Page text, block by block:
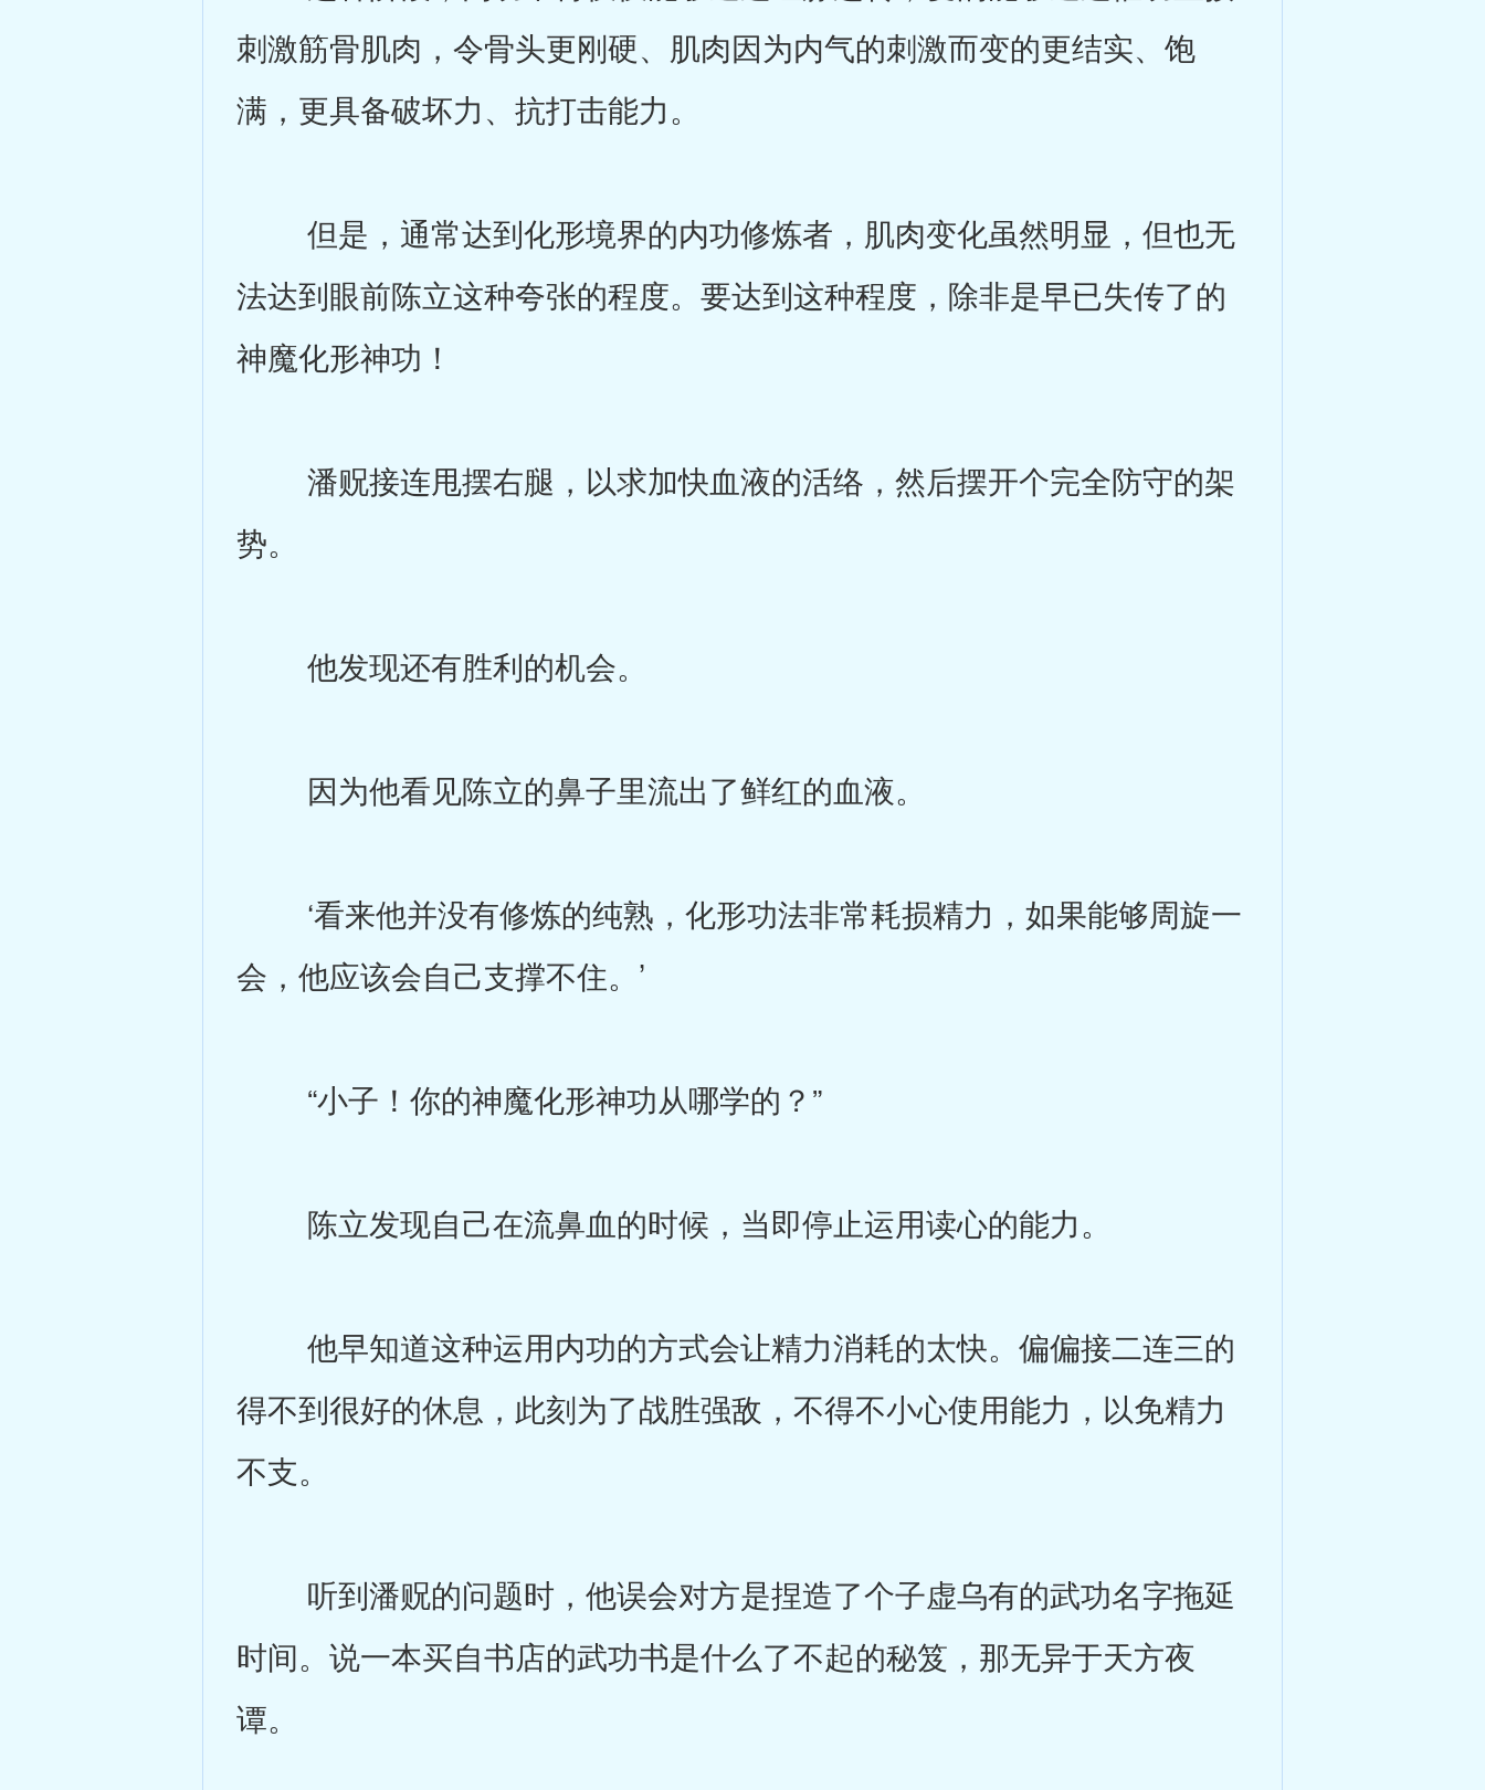
刺激筋骨肌肉，令骨头更刚硬、肌肉因为内气的刺激而变的更结实、饱
满，更具备破坏力、抗打击能力。
但是，通常达到化形境界的内功修炼者，肌肉变化虽然明显，但也无
法达到眼前陈立这种夸张的程度。要达到这种程度，除非是早已失传了的
神魔化形神功！
潘贶接连甩摆右腿，以求加快血液的活络，然后摆开个完全防守的架
势。
他发现还有胜利的机会。
因为他看见陈立的鼻子里流出了鲜红的血液。
‘看来他并没有修炼的纯熟，化形功法非常耗损精力，如果能够周旋一
会，他应该会自己支撑不住。’
“小子！你的神魔化形神功从哪学的？”
陈立发现自己在流鼻血的时候，当即停止运用读心的能力。
他早知道这种运用内功的方式会让精力消耗的太快。偏偏接二连三的
得不到很好的休息，此刻为了战胜强敌，不得不小心使用能力，以免精力
不支。
听到潘贶的问题时，他误会对方是捏造了个子虚乌有的武功名字拖延
时间。说一本买自书店的武功书是什么了不起的秘笈，那无异于天方夜
谭。